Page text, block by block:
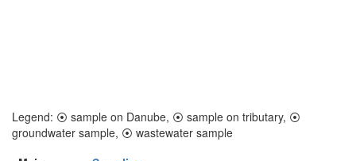
Legend: ⦿ sample on Danube, ⦿ sample on tributary, ⦿
groundwater sample, ⦿ wastewater sample